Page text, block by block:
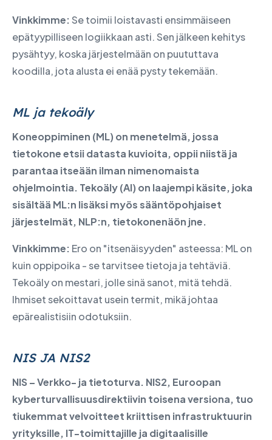
Vinkkimme:Se toimii loistavasti ensimmäiseen
epätyypilliseen logiikkaan asti. Sen jälkeen kehitys
pysähtyy, koska järjestelmään on puututtava
koodilla, jota alusta ei enää pysty tekemään.
ML ja tekoäly
Koneoppiminen (ML) on menetelmä, jossa
tietokone etsii datasta kuvioita, oppii niistä ja
parantaa itseään ilman nimenomaista
ohjelmointia. Tekoäly (AI) on laajempi käsite, joka
sisältää ML:n lisäksi myös sääntöpohjaiset
järjestelmät, NLP:n, tietokonenäön jne.
Vinkkimme: Ero on "itsenäisyyden" asteessa: ML on
kuin oppipoika - se tarvitsee tietoja ja tehtäviä.
Tekoäly on mestari, jolle sinä sanot, mitä tehdä.
Ihmiset sekoittavat usein termit, mikä johtaa
epärealistisiin odotuksiin.
NIS JA NIS2
NIS – Verkko- ja tietoturva. NIS2, Euroopan
kyberturvallisuusdirektiivin toisena versiona, tuo
tiukemmat velvoitteet kriittisen infrastruktuurin
yrityksille, IT-toimittajille ja digitaalisille